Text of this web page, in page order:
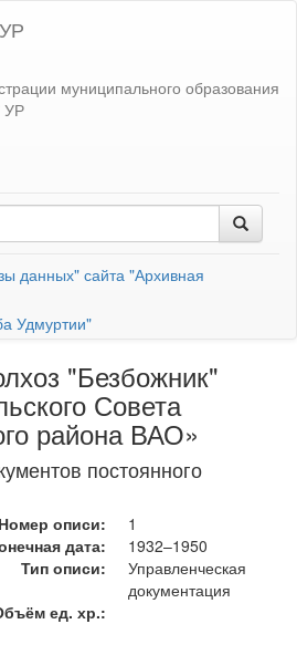
муниципального образования
УР
данных" сайта "Архивная
Удмуртии"
"Безбожник"
Совета
района ВАО»
постоянного
Номер описи:
1
дата:
1932–1950
Тип описи:
Управленческая
документация
ед. хр.: